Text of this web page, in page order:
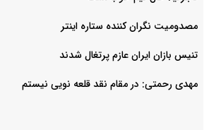
مصدومیت نگران کننده ستاره اینتر
تنیس بازان ایران عازم پرتغال شدند
مهدی رحمتی: در مقام نقد قلعه نویی نیستم